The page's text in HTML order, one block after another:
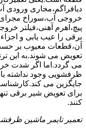
دیافراگم،مجاری ورودی
خروجی آب،سوراخ
پیچ،اهرم آهنی،فیلتر
برقی را عیب یابی و
آن،قطعات معیوب بر
تعویض می شوند.به این
می گردد.اما اگر شدت
ظرفشویی وجود نداشته
جایگزین می
برای تعویض شیر برقی
کنند.
تعمیر تایمر ماشین